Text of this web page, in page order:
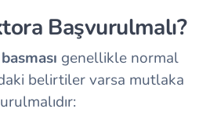
Başvurulmalı?
genellikle normal
belirtiler varsa mutlaka